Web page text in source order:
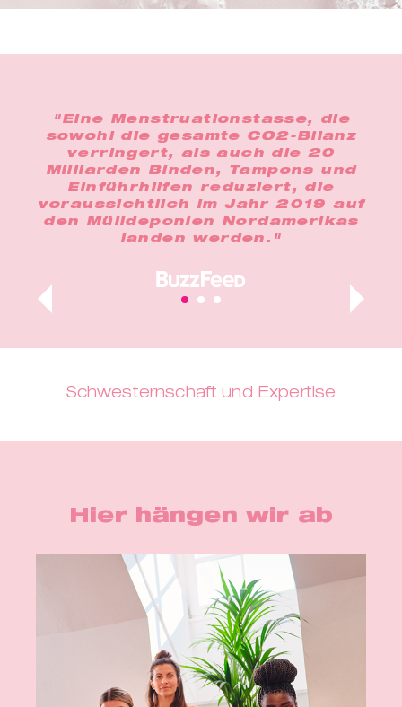
"Eine Menstruationstasse, die
sowohl die gesamte CO2-Bilanz
verringert, als auch die 20
Milliarden Binden, Tampons und
Einführhilfen reduziert, die
voraussichtlich im Jahr 2019 auf
den Mülldeponien Nordamerikas
landen werden."
Schwesternschaft und Expertise
Hier hängen wir ab